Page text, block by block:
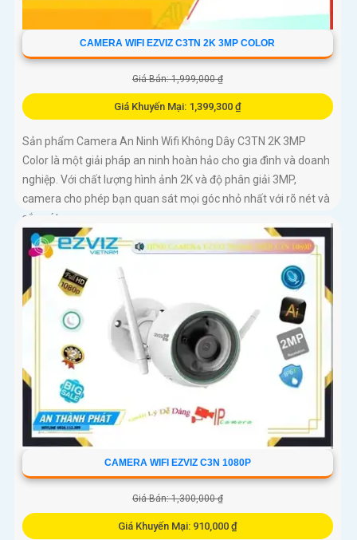
CAMERA WIFI EZVIZ C3TN 2K 3MP COLOR
Giá Bán: 1,999,000 ₫
Giá Khuyến Mại: 1,399,300 ₫
Sản phẩm Camera An Ninh Wifi Không Dây C3TN 2K 3MP
Color là một giải pháp an ninh hoàn hảo cho gia đình và doanh
nghiệp. Với chất lượng hình ảnh 2K và độ phân giải 3MP,
camera cho phép bạn quan sát mọi góc nhỏ nhất với rõ nét và
sắc nét
CAMERA WIFI EZVIZ C3N 1080P
Giá Bán: 1,300,000 ₫
Giá Khuyến Mại: 910,000 ₫